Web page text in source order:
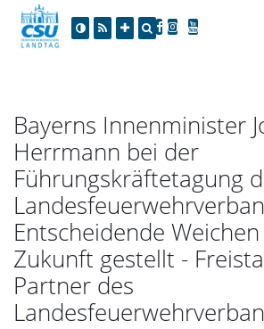
Bayerns Innenminister
Herrmann bei der
Führungskräftetagung
Entscheidende
Zukunft gestellt -
Partner des